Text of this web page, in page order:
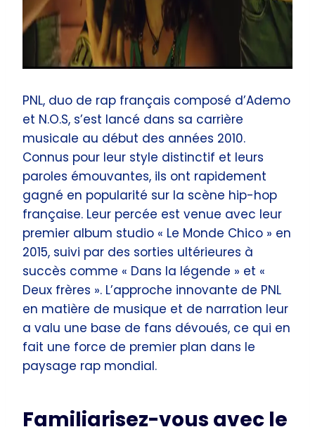
PNL, duo de rap français composé d’Ademo
et N.O.S, s’est lancé dans sa carrière
musicale au début des années 2010.
Connus pour leur style distinctif et leurs
paroles émouvantes, ils ont rapidement
gagné en popularité sur la scène hip-hop
française. Leur percée est venue avec leur
premier album studio « Le Monde Chico » en
2015, suivi par des sorties ultérieures à
succès comme « Dans la légende » et «
Deux frères ». L’approche innovante de PNL
en matière de musique et de narration leur
a valu une base de fans dévoués, ce qui en
fait une force de premier plan dans le
paysage rap mondial.
Familiarisez-vous avec le